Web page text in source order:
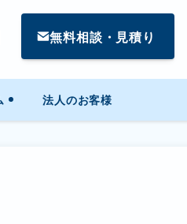
法人のお客様
無料相談・見積り